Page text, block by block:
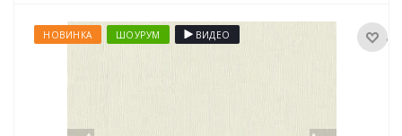
НОВИНКА ШОУРУМ ВИДЕО